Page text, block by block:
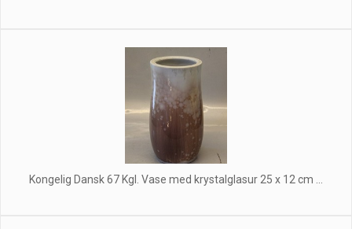
Kongelig Dansk 67 Kgl. Vase med krystalglasur 25 x 12 cm ...